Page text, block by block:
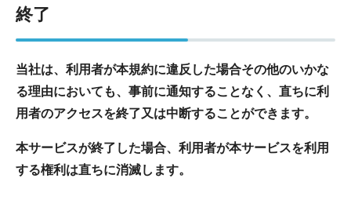
終了
当社は、利用者が本規約に違反した場合その他のいかな
る理由においても、事前に通知することなく、直ちに利
用者のアクセスを終了又は中断することができます。
本サービスが終了した場合、利用者が本サービスを利用
する権利は直ちに消滅します。